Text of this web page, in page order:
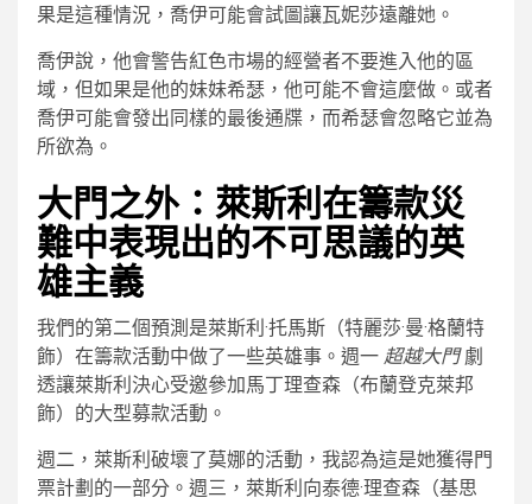
果是這種情況，喬伊可能會試圖讓瓦妮莎遠離她。
喬伊說，他會警告紅色市場的經營者不要進入他的區
域，但如果是他的妹妹希瑟，他可能不會這麼做。或者
喬伊可能會發出同樣的最後通牒，而希瑟會忽略它並為
所欲為。
大門之外：萊斯利在籌款災
難中表現出的不可思議的英
雄主義
我們的第二個預測是萊斯利·托馬斯（特麗莎·曼·格蘭特
飾）在籌款活動中做了一些英雄事。週一 超越大門劇
透讓萊斯利決心受邀參加馬丁理查森（布蘭登克萊邦
飾）的大型募款活動。
週二，萊斯利破壞了莫娜的活動，我認為這是她獲得門
票計劃的一部分。週三，萊斯利向泰德·理查森（基思